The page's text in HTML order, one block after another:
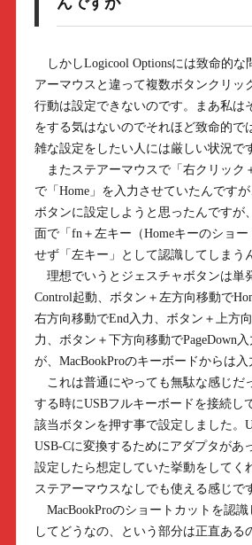
しかしLogicool Optionsには致命的な
アーマウスと違って複数ボタンクリッ
行動は設定できないのです。まあ私は
をする気はないのでそれほど致命的で
雑な設定をしたい人には厳しい状況で
またステアーマウスで「右クリック
で「Home」を入力させていたんです
ボタンに設定しようと思ったんですが
面で「fn＋左キー（Homeキーのショ
せず「左キー」として認識してしまう
理想でいうとジェスチャボタンは単
Control起動、ボタン＋左方向移動で
右方向移動でEnd入力、ボタン＋上方
力、ボタン＋下方向移動でPageDown
が、MacBookProのキーボードからは入
これは普通にやっても無駄な感じだ
する時にUSBフルキーボードを接続し
該当ボタンを押す事で設定しました。
USB-Cに変換するためにアダプタがあ
設定したら想定していた挙動をしてく
ステアーマウスなしでも使える感じで
MacBookProのショートカットを認識
してどうなの、という部分は正直ある